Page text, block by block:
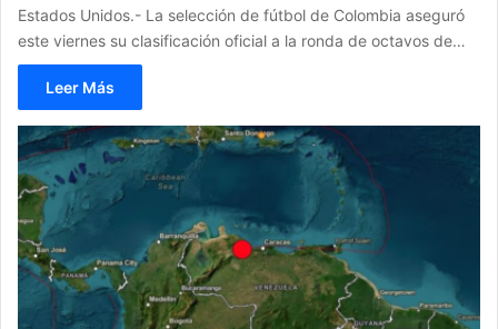
Estados Unidos.- La selección de fútbol de Colombia aseguró
este viernes su clasificación oficial a la ronda de octavos de…
Leer Más